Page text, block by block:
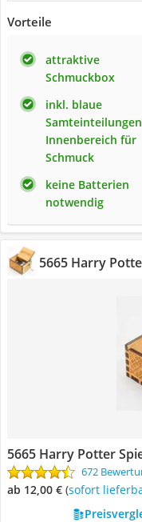
Vorteile
attraktive
Schmuckbox
inkl. blaue
Innenbereich für
Schmuck
keine Batterien
notwendig
5665 Harry
5665 Harry Potter
672
ab 12,00 € ( Sofort